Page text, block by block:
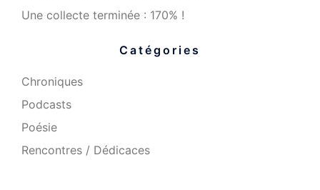
Une collecte terminée : 170% !
Catégories
Chroniques
Podcasts
Poésie
Rencontres / Dédicaces